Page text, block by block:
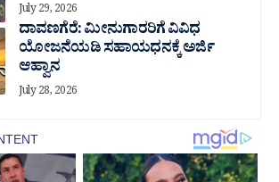
July 29, 2026
ದಾವಣಗೆರೆ: ಮೀನುಗಾರರಿಗೆ ವಿವಿಧ
ಯೋಜನೆಯಡಿ ಸಹಾಯಧನಕ್ಕೆ ಅರ್ಜಿ
ಆಹ್ವಾನ
July 28, 2026